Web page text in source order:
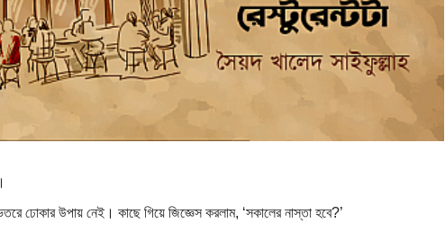
ঢোকার উপায় নেই। কাছে গিয়ে জিজ্ঞেস করলাম, ‘সকালের নাস্তা হবে?’